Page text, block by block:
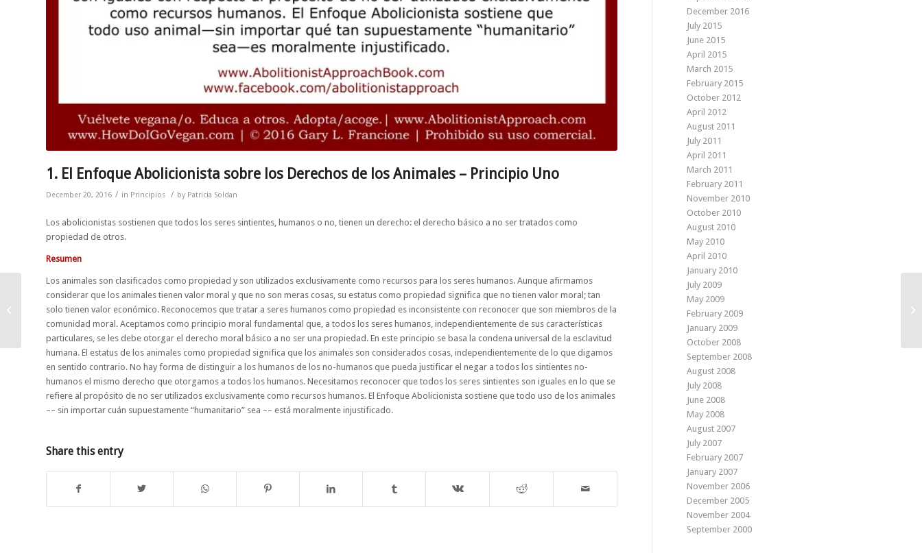
1. El Enfoque Abolicionista sobre los Derechos de los Animales – Principio Uno
December 20, 2016 / in Principios / by Patricia Soldan
Los abolicionistas sostienen que todos los seres sintientes, humanos o no, tienen un derecho: el derecho básico a no ser tratados como
propiedad de otros.
Resumen
Los animales son clasificados como propiedad y son utilizados exclusivamente como recursos para los seres humanos. Aunque afirmamos
considerar que los animales tienen valor moral y que no son meras cosas, su estatus como propiedad significa que no tienen valor moral; tan
solo tienen valor económico. Reconocemos que tratar a seres humanos como propiedad es inconsistente con reconocer que son miembros de la
comunidad moral. Aceptamos como principio moral fundamental que, a todos los seres humanos, independientemente de sus características
particulares, se les debe otorgar el derecho moral básico a no ser una propiedad. En este principio se basa la condena universal de la esclavitud
humana. El estatus de los animales como propiedad significa que los animales son considerados cosas, independientemente de lo que digamos
en sentido contrario. No hay forma de distinguir a los humanos de los no-humanos que pueda justificar el negar a todos los sintientes no-
humanos el mismo derecho que otorgamos a todos los humanos. Necesitamos reconocer que todos los seres sintientes son iguales en lo que se
refiere al propósito de no ser utilizados exclusivamente como recursos humanos. El Enfoque Abolicionista sostiene que todo uso de los animales
–– sin importar cuán supuestamente “humanitario” sea –– está moralmente injustificado.
Share this entry
December 2016
July 2015
June 2015
April 2015
March 2015
February 2015
October 2012
April 2012
August 2011
July 2011
April 2011
March 2011
February 2011
November 2010
October 2010
August 2010
May 2010
April 2010
January 2010
July 2009
May 2009
February 2009
January 2009
October 2008
September 2008
August 2008
July 2008
June 2008
May 2008
August 2007
July 2007
February 2007
January 2007
November 2006
December 2005
November 2004
September 2000
Commentary #1:
Vegetarianism as a
“Gateway” to Veganism?